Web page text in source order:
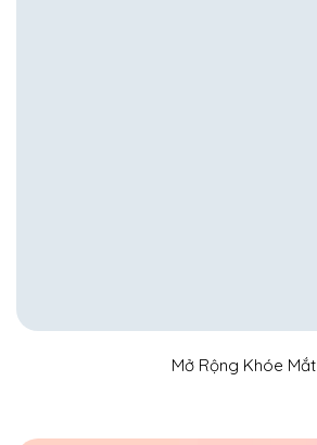
Mở Rộng Khóe Mắt